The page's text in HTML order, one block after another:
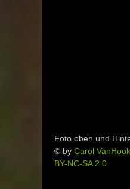
Foto oben und
© by Carol VanHook
BY-NC-SA 2.0